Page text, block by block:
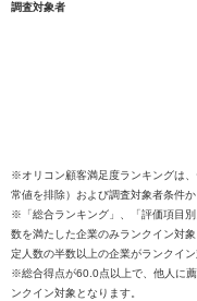
調査対象者
※オリコン顧客満足度ランキングは
常値を排除）および調査対象者条件
※「総合ランキング」、「評価項目
数を満たした企業のみランクイン対
定人数の半数以上の企業がランクイン
※総合得点が60.0点以上で、他人に
ンクイン対象となります。